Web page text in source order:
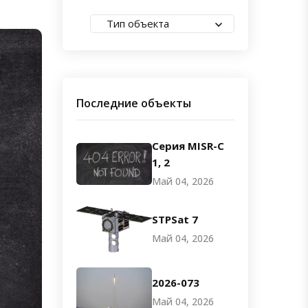
Тип объекта
Последние объекты
Серия MISR-C
1, 2
Май 04, 2026
STPSat 7
Май 04, 2026
2026-073
Май 04, 2026